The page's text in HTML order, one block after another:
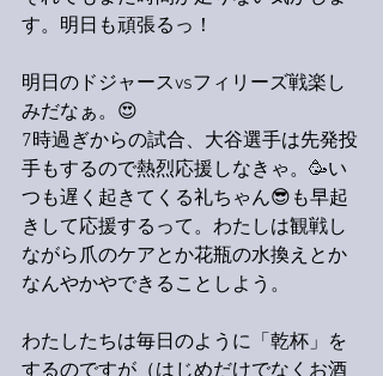
す。明日も頑張るっ！
明日のドジャースvsフィリーズ戦楽し
みだなぁ。😍
7時過ぎからの試合、大谷選手は先発投
手もするので熱烈応援しなきゃ。🥳い
つも遅く起きてくる礼ちゃん😎も早起
きして応援するって。わたしは観戦し
ながら爪のケアとか花瓶の水換えとか
なんやかやできることしよう。
わたしたちは毎日のように「乾杯」を
するのですが（はじめだけでなくお酒